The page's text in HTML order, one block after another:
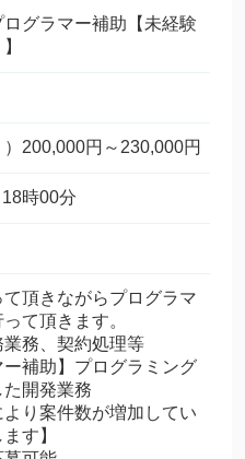
グラマー補助【未経験
）200,000円～230,000円
時00分
頂きながらプログラマ
て頂きます。
業務、契約処理等
ー補助】プログラミング
開発業務
より案件数が増加してい
す】